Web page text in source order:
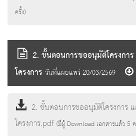
ครั้ง)
2. ขั้นตอนการขออนุมัติโครงกา
โครงการ วันที่แผยแพร่ 20/03/2569
2. ขั้นตอนการขออนุมัติโครงการ
โครงการ.pdf(มีผู้ Download เอกสารแล้ว 5